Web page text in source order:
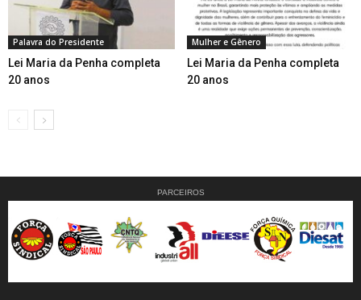
Palavra do Presidente
Lei Maria da Penha completa
20 anos
Mulher e Gênero
Lei Maria da Penha completa
20 anos
PARCEIROS